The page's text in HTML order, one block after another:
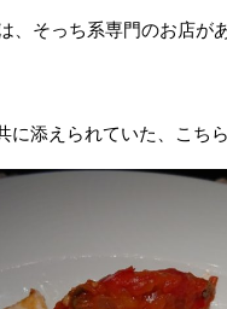
、そっち系専門のお店が
に添えられていた、こちら